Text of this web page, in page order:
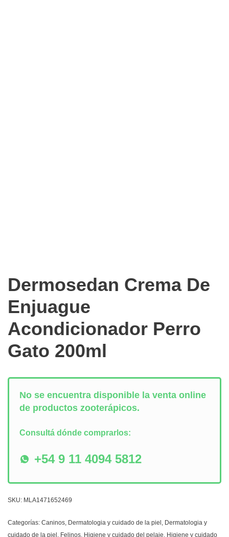
Dermosedan Crema De
Enjuague
Acondicionador Perro
Gato 200ml
No se encuentra disponible la venta online
de productos zooterápicos.
Consultá dónde comprarlos:
+54 9 11 4094 5812
SKU: MLA1471652469
Categorías: Caninos, Dermatologia y cuidado de la piel , Dermatologia y
cuidado de la piel , Felinos, Higiene y cuidado del pelaje, Higiene y cuidado